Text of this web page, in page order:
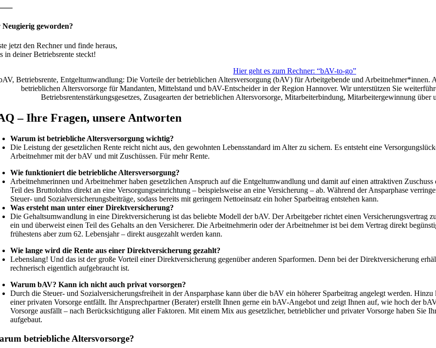
geworden?
jetzt den Rechner und finde heraus,
in deiner Betriebsrente steckt!
Hier geht es zum Rechner: “bAV-to-go”
– Ihre Fragen, unsere Antworten
Warum ist betriebliche Altersversorgung wichtig?
Die Leistung der gesetzlichen Rente reicht nicht aus, den gewohnten Lebensstandard im Alter zu sichern. Es entsteht eine
Arbeitnehmer mit der bAV und mit Zuschüssen. Für mehr Rente.
Wie funktioniert die betriebliche Altersversorgung?
Arbeitnehmerinnen und Arbeitnehmer haben gesetzlichen Anspruch auf die Entgeltumwandlung und damit auf einen attraktiven
Teil des Bruttolohns direkt an eine Versorgungseinrichtung – beispielsweise an eine Versicherung – ab. Während der Ansparphase
Steuer- und Sozialversicherungsbeiträge, sodass bereits mit geringem Nettoeinsatz ein hoher Sparbeitrag entstehen kann.
Was ersteht man unter einer Direktversicherung?
Die Gehaltsumwandlung in eine Direktversicherung ist das beliebte Modell der bAV. Der Arbeitgeber richtet einen Versicherungsvertrag
ein und überweist einen Teil des Gehalts an den Versicherer. Die Arbeitnehmerin oder der Arbeitnehmer ist bei dem Vertrag direkt
frühestens aber zum 62. Lebensjahr – direkt ausgezahlt werden kann.
Wie lange wird die Rente aus einer Direktversicherung gezahlt?
Lebenslang! Und das ist der große Vorteil einer Direktversicherung gegenüber anderen Sparformen. Denn bei der Direktversicherung
rechnerisch eigentlich aufgebraucht ist.
Warum bAV? Kann ich nicht auch privat vorsorgen?
Durch die Steuer- und Sozialversicherungsfreiheit in der Ansparphase kann über die bAV ein höherer Sparbeitrag angelegt werden.
einer privaten Vorsorge entfällt. Ihr Ansprechpartner (Berater) erstellt Ihnen gerne ein bAV-Angebot und zeigt Ihnen auf, wie hoch der
Vorsorge ausfällt – nach Berücksichtigung aller Faktoren. Mit einem Mix aus gesetzlicher, betrieblicher und privater Vorsorge haben Sie
aufgebaut.
betriebliche Altersvorsorge?